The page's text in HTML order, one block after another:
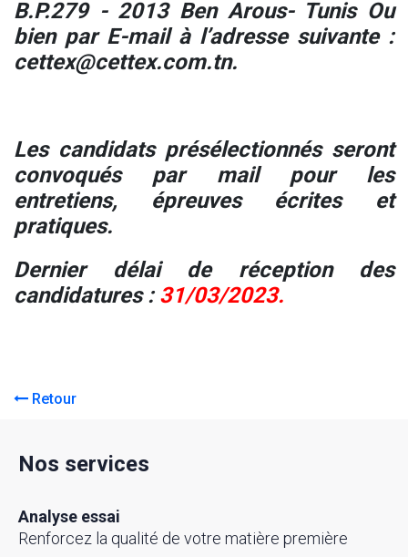
B.P.279 - 2013 Ben Arous- Tunis Ou
bien par E-mail à l’adresse suivante :
cettex@cettex.com.tn.
Les candidats présélectionnés seront
convoqués par mail pour les
entretiens, épreuves écrites et
pratiques.
Dernier délai de réception des
candidatures : 31/03/2023.
Retour
Nos services
Analyse essai
Renforcez la qualité de votre matière première